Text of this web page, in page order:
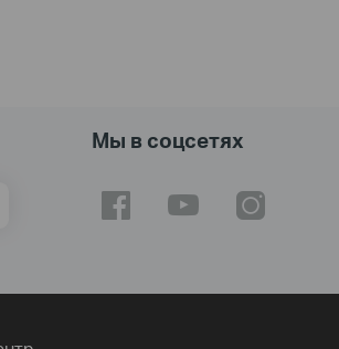
Мы в соцсетях